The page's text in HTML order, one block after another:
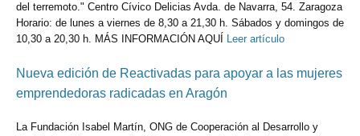
del terremoto." Centro Cívico Delicias Avda. de Navarra, 54. Zaragoza
Horario: de lunes a viernes de 8,30 a 21,30 h. Sábados y domingos de
10,30 a 20,30 h. MÁS INFORMACIÓN AQUÍ
Leer artículo
Nueva edición de Reactivadas para apoyar a las mujeres
emprendedoras radicadas en Aragón
La Fundación Isabel Martín, ONG de Cooperación al Desarrollo y